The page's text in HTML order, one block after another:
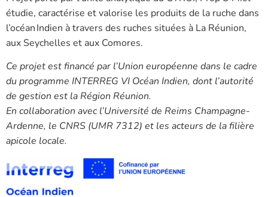
étudie, caractérise et valorise les produits de la ruche dans
l’océan Indien à travers des ruches situées à La Réunion,
aux Seychelles et aux Comores.
Ce projet est financé par l’Union européenne dans le cadre
du programme INTERREG VI Océan Indien, dont l’autorité
de gestion est la Région Réunion.
En collaboration avec l’Université de Reims Champagne-
Ardenne, le CNRS (UMR 7312) et les acteurs de la filière
apicole locale.